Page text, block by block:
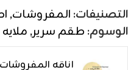
التصنيفات: المفروشات,
الوسوم: طقم سرير, ملايه
اناقه المفروشات